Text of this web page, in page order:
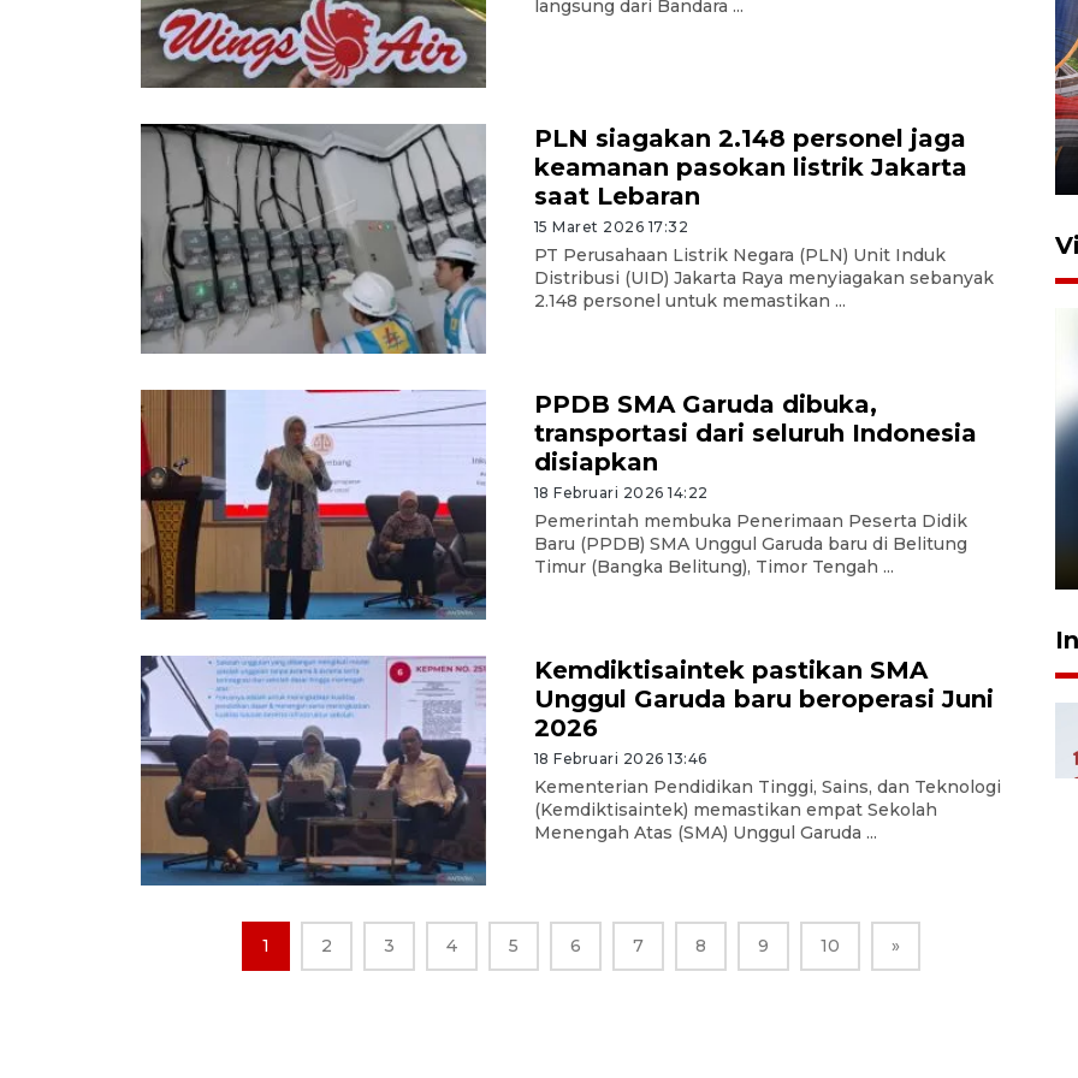
langsung dari Bandara ...
PLN siagakan 2.148 personel jaga
keamanan pasokan listrik Jakarta
saat Lebaran
15 Maret 2026 17:32
PT Perusahaan Listrik Negara (PLN) Unit Induk
Distribusi (UID) Jakarta Raya menyiagakan sebanyak
2.148 personel untuk memastikan ...
PPDB SMA Garuda dibuka,
transportasi dari seluruh Indonesia
disiapkan
18 Februari 2026 14:22
Pemerintah membuka Penerimaan Peserta Didik
Baru (PPDB) SMA Unggul Garuda baru di Belitung
Timur (Bangka Belitung), Timor Tengah ...
Kemdiktisaintek pastikan SMA
Unggul Garuda baru beroperasi Juni
2026
18 Februari 2026 13:46
Kementerian Pendidikan Tinggi, Sains, dan Teknologi
(Kemdiktisaintek) memastikan empat Sekolah
Menengah Atas (SMA) Unggul Garuda ...
1 2 3 4 5 6 7 8 9 10 »
Stasiun Bogor
12 Juni 2026 18:49
Pelanggan Filaha Farm setia
sampai 8 tahan?
1 Juni 2026 05:47